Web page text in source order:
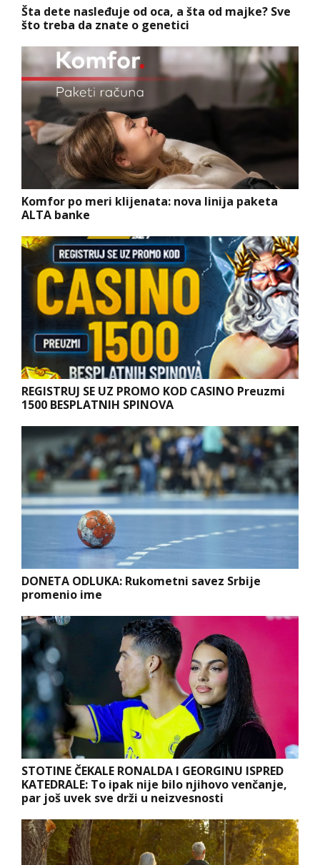
Šta dete nasleđuje od oca, a šta od majke? Sve
što treba da znate o genetici
Komfor po meri klijenata: nova linija paketa
ALTA banke
REGISTRUJ SE UZ PROMO KOD CASINO Preuzmi
1500 BESPLATNIH SPINOVA
DONETA ODLUKA: Rukometni savez Srbije
promenio ime
STOTINE ČEKALE RONALDA I GEORGINU ISPRED
KATEDRALE: To ipak nije bilo njihovo venčanje,
par još uvek sve drži u neizvesnosti